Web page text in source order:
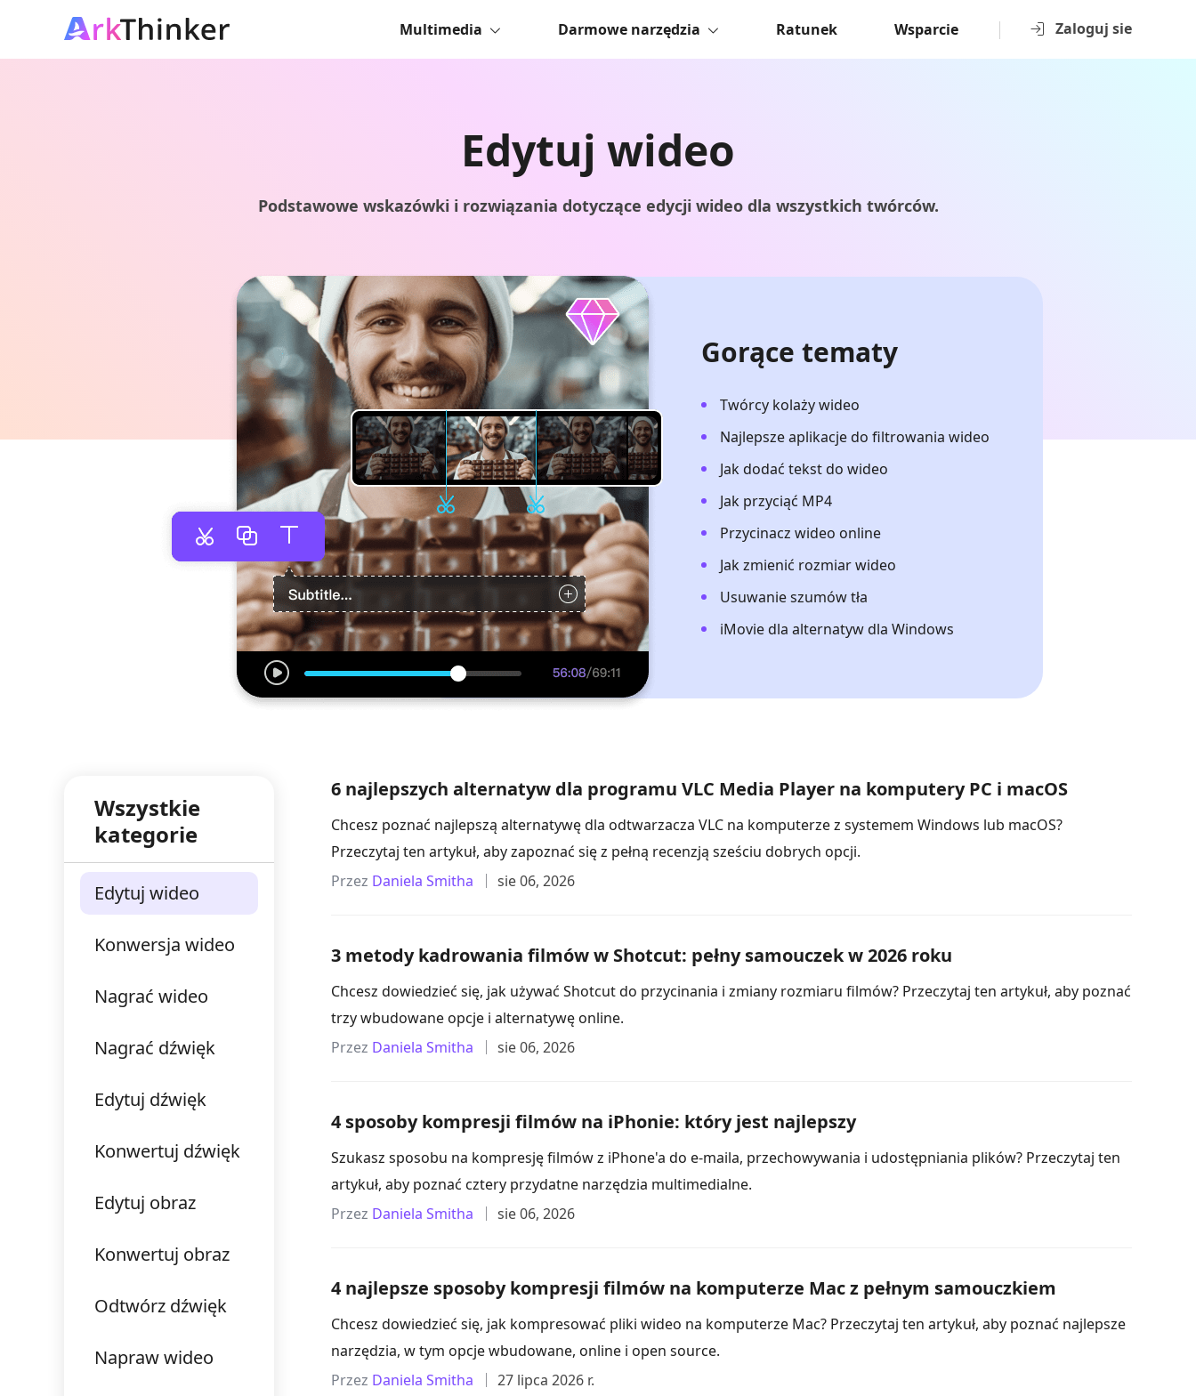
Zaloguj sie
Multimedia Darmowe narzędzia Ratunek Wsparcie
Edytuj wideo
Podstawowe wskazówki i rozwiązania dotyczące edycji wideo dla wszystkich twórców.
Gorące tematy
Twórcy kolaży wideo
Najlepsze aplikacje do filtrowania wideo
Jak dodać tekst do wideo
Jak przyciąć MP4
Przycinacz wideo online
Jak zmienić rozmiar wideo
Usuwanie szumów tła
iMovie dla alternatyw dla Windows
Wszystkie
kategorie
Edytuj wideo
Konwersja wideo
Nagrać wideo
Nagrać dźwięk
Edytuj dźwięk
Konwertuj dźwięk
Edytuj obraz
Konwertuj obraz
Odtwórz dźwięk
Napraw wideo
6 najlepszych alternatyw dla programu VLC Media Player na komputery PC i macOS
Chcesz poznać najlepszą alternatywę dla odtwarzacza VLC na komputerze z systemem Windows lub macOS?
Przeczytaj ten artykuł, aby zapoznać się z pełną recenzją sześciu dobrych opcji.
Przez Daniela Smitha sie 06, 2026
3 metody kadrowania filmów w Shotcut: pełny samouczek w 2026 roku
Chcesz dowiedzieć się, jak używać Shotcut do przycinania i zmiany rozmiaru filmów? Przeczytaj ten artykuł, aby poznać
trzy wbudowane opcje i alternatywę online.
Przez Daniela Smitha sie 06, 2026
4 sposoby kompresji filmów na iPhonie: który jest najlepszy
Szukasz sposobu na kompresję filmów z iPhone'a do e-maila, przechowywania i udostępniania plików? Przeczytaj ten
artykuł, aby poznać cztery przydatne narzędzia multimedialne.
Przez Daniela Smitha sie 06, 2026
4 najlepsze sposoby kompresji filmów na komputerze Mac z pełnym samouczkiem
Chcesz dowiedzieć się, jak kompresować pliki wideo na komputerze Mac? Przeczytaj ten artykuł, aby poznać najlepsze
narzędzia, w tym opcje wbudowane, online i open source.
Przez Daniela Smitha 27 lipca 2026 r.